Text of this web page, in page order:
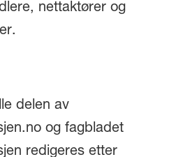
nettaktører og
delen av
og fagbladet
redigeres etter